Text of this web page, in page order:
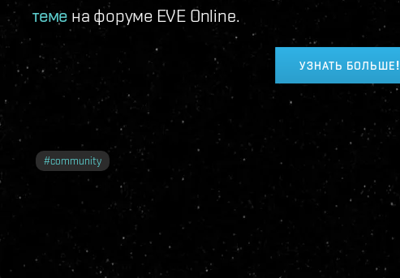
теме на форуме EVE Online.
УЗНАТЬ БОЛЬШЕ!
#community